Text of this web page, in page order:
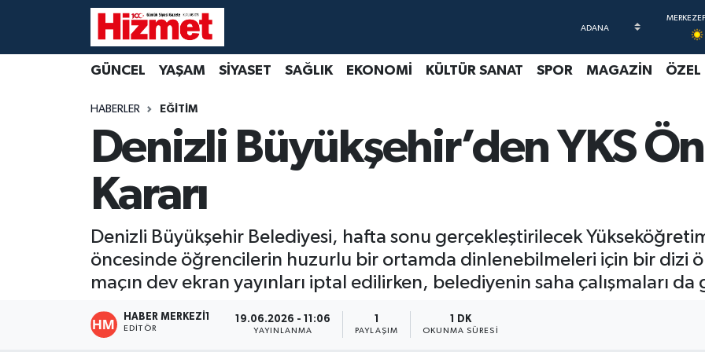
GÜNCEL YAŞAM SİYASET SAĞLIK EKONOMİ KÜLTÜR SANAT SPOR MAGAZİN ÖZEL
HABERLER EĞİTİM
Denizli Büyükşehir’den YKS
Kararı
Denizli Büyükşehir Belediyesi, hafta sonu gerçekleştirilecek Yükseköğretim
öncesinde öğrencilerin huzurlu bir ortamda dinlenebilmeleri için bir dizi
maçın dev ekran yayınları iptal edilirken, belediyenin saha çalışmaları
HABER MERKEZI1
EDITÖR
19.06.2026 - 11:06
YAYINLANMA
1
PAYLAŞIM
1 DK
OKUNMA SÜRESI
KÜLTÜR SANAT
MAGAZİN
Denizli Nöbetçi Eczaneler
Denizli Hava Durumu
Denizli Trafik Yoğunluk Haritası
Süper Lig Puan Durumu ve Fikstür
Son Dakika Haberleri